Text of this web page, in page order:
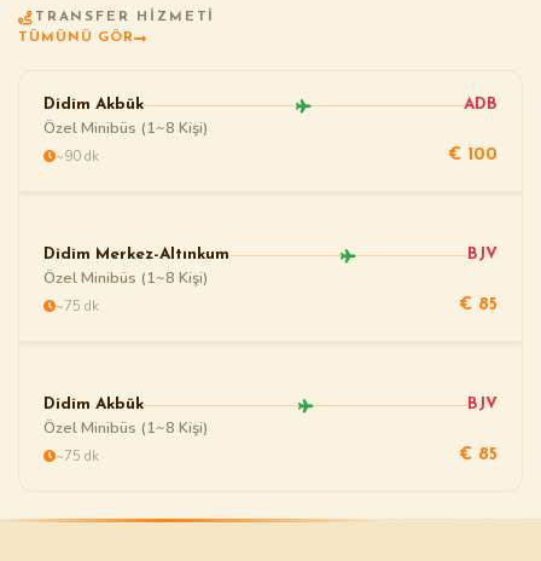
TRANSFER HIZMETI
TÜMÜNÜ GÖR
Didim Akbük ADB
Özel Minibüs (1~8 Kişi)
~90 dk € 100
Didim Merkez-Altınkum BJV
Özel Minibüs (1~8 Kişi)
~75 dk € 85
Didim Akbük BJV
Özel Minibüs (1~8 Kişi)
~75 dk € 85